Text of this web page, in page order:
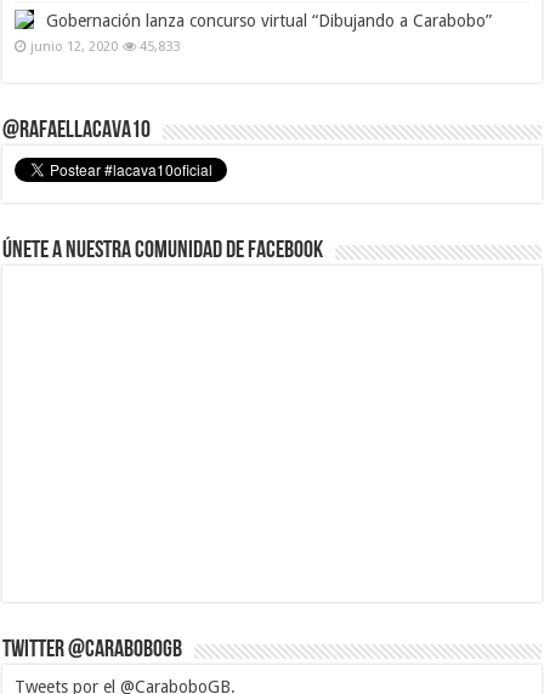
Gobernación lanza concurso virtual “Dibujando a Carabobo”
junio 12, 2020 45,833
@RafaelLacava10
Únete a nuestra comunidad de Facebook
Twitter @CaraboboGB
Tweets por el @CaraboboGB.